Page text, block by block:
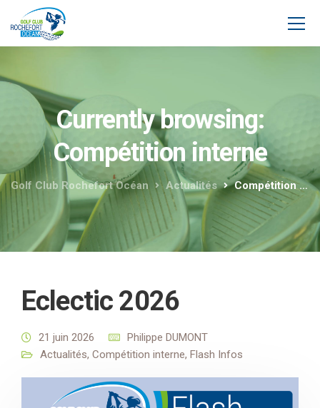
Currently browsing:
Compétition interne
Golf Club Rochefort Océan Actualités Compétition interne
Eclectic 2026
21 juin 2026
Philippe DUMONT
Actualités, Compétition interne, Flash Infos